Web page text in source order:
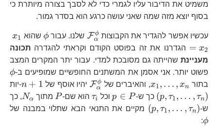
משמיט את הדיבור עליו לגמרי כדי לא לסבך בצורה מיותרת כי
בסוף יוצא מזה שמה שאני עושה כרגע הוא בסדר גמור.
עכשיו אפשר להגדיר את הקבוצות Fα
ϕ שלנו. עבור \phi
ϕ שהוא x1
= x2 הגדרנו את זה בפוסט הקודם וקראתי להגדרה תכונה
מעניינת שהייתה גם מסובכת למדי. עבור יתר המקרים המצב
פשוט יותר. אני אסמן את המשתנים החופשיים שמופיעים ב-ϕ
בתור x_{1},\ldots,x_{n} x1, … , xn , והאיברים של Fα
ϕ יהיו אוסף של n+1
n + 1 -יות
(p, τ1, … , τn) כך ש-
p\in
P
p ∈ P וכל \tau_{i}
τi הוא שם- P
P מתוך Nα
, כך
ש-
(p, τ1, … , τn) מקיים את התנאי הבא שתלוי במבנה של
ϕ
: